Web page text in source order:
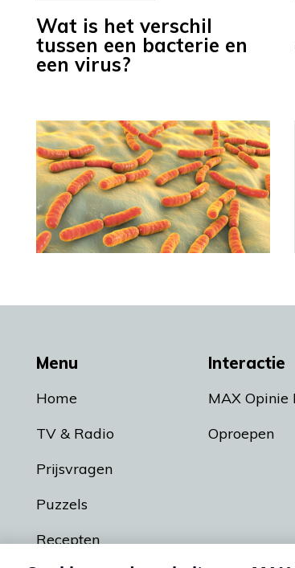
Wat is het verschil
tussen een bacterie en
een virus?
Menu
Home
TV & Radio
Prijsvragen
Puzzels
Recepten
Interactie
MAX Opinie
Oproepen